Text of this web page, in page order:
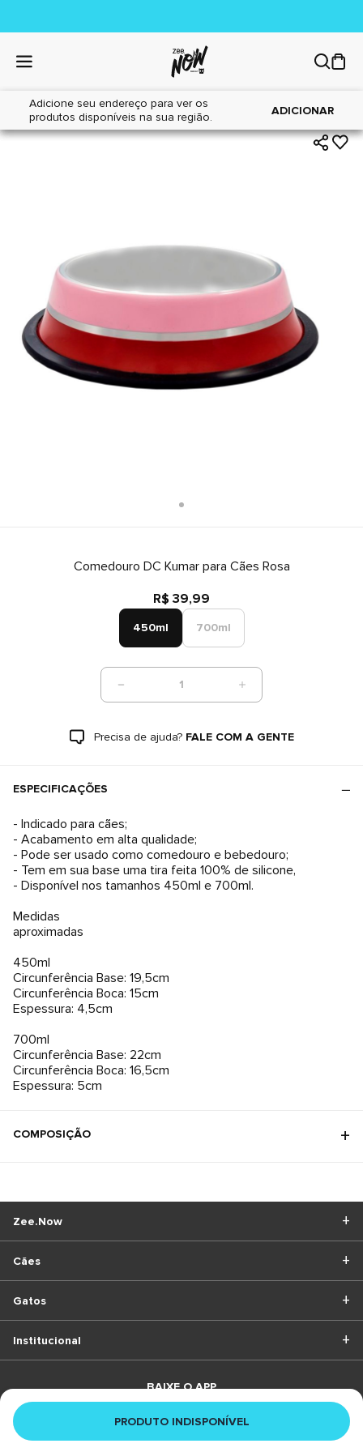
Adicione seu endereço para ver os
produtos disponíveis na sua região.
ADICIONAR
Home|Cães|Acessórios
Comedouro DC Kumar para Cães Rosa
R$ 39,99
450ml 700ml
1
PRODUTO INDISPONÍVEL
Precisa de ajuda? FALE COM A GENTE
ESPECIFICAÇÕES
- Indicado para cães;
- Acabamento em alta qualidade;
- Pode ser usado como comedouro e bebedouro;
- Tem em sua base uma tira feita 100% de silicone,
- Disponível nos tamanhos 450ml e 700ml.
Medidas
aproximadas
450ml
Circunferência Base: 19,5cm
Circunferência Boca: 15cm
Espessura: 4,5cm
700ml
Circunferência Base: 22cm
Circunferência Boca: 16,5cm
Espessura: 5cm
COMPOSIÇÃO
Cães
Gatos
Zee.Now
Institucional
BAIXE O APP